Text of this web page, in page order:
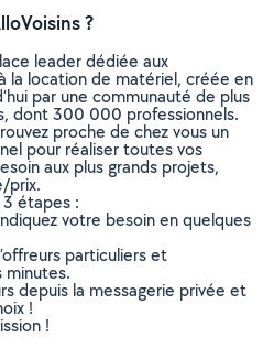
?
leader dédiée aux
la location de matériel, créée en
par une communauté de plus
dont 300 000 professionnels.
proche de chez vous un
pour réaliser toutes vos
aux plus grands projets,
prix.
étapes :
votre besoin en quelques
particuliers et
minutes.
depuis la messagerie privée et
!
!